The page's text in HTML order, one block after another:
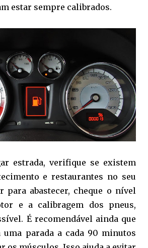
estar sempre calibrados.
estrada, verifique se existem
e restaurantes no seu
para abastecer, cheque o nível
e a calibragem dos pneus,
É recomendável ainda que
uma parada a cada 90 minutos